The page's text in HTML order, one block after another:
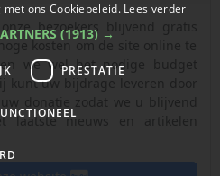
bezoekers blijvend gratis
kosten om de site online te
we wel het nodige budget
kunt uw bijdrage leveren door
donatie zodat we u blijvend
laatste nieuws en artikelen
ons Cookiebeleid. Lees verder
(1913) →
PRESTATIE